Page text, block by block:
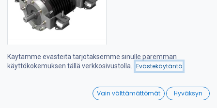
Nimi (A-Ö)
Wishlist
6 821,53€
Käytämme evästeitä tarjotaksemme sinulle paremman
käyttökokemuksen tällä verkkosivustolla.
Evästekäytäntö
Vain välttämättömät Hyväksyn